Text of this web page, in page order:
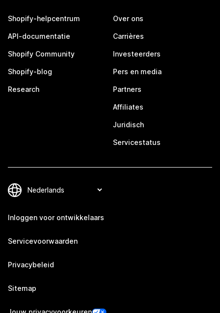
Shopify-helpcentrum
API-documentatie
Shopify Community
Shopify-blog
Research
Over ons
Carrières
Investeerders
Pers en media
Partners
Affiliates
Juridisch
Servicestatus
Inloggen voor ontwikkelaars
Servicevoorwaarden
Privacybeleid
Sitemap